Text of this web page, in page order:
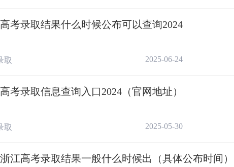
第五志愿投档 7月13日14:30
考录取结果什么时候公布可以查询2024
取 2025-06-24
考录取信息查询入口2024（官网地址）
取 2025-05-30
江高考录取结果一般什么时候出（具体公布时间）